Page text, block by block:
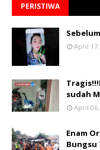
PERISTIWA
April 17,
sudah
April 06,
Enam
Bungsu